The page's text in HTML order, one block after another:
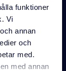
funktioner
Vi
annan
och
med.
med annan